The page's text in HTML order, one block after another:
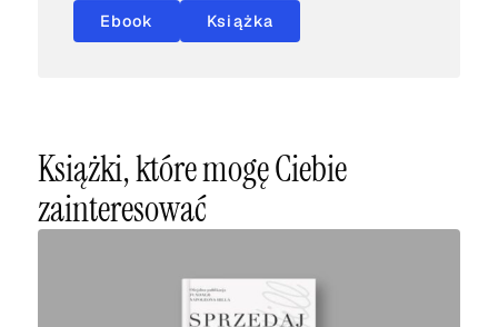
Ebook Książka
Książki, które mogę Ciebie
zainteresować